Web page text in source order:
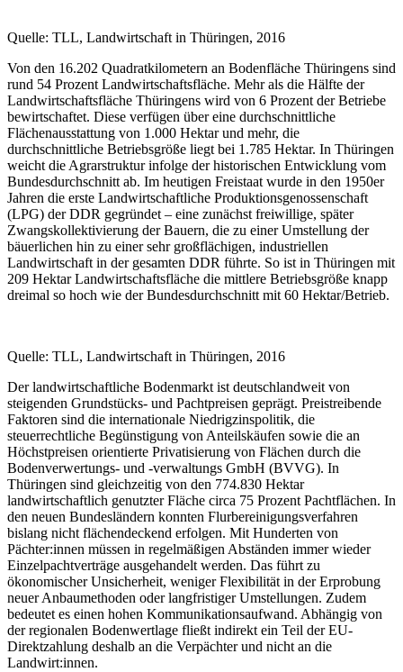
Quelle: TLL, Landwirtschaft in Thüringen, 2016
Von den 16.202 Quadratkilometern an Bodenfläche Thüringens sind
rund 54 Prozent Landwirtschaftsfläche. Mehr als die Hälfte der
Landwirtschaftsfläche Thüringens wird von 6 Prozent der Betriebe
bewirtschaftet. Diese verfügen über eine durchschnittliche
Flächenausstattung von 1.000 Hektar und mehr, die
durchschnittliche Betriebsgröße liegt bei 1.785 Hektar. In Thüringen
weicht die Agrarstruktur infolge der historischen Entwicklung vom
Bundesdurchschnitt ab. Im heutigen Freistaat wurde in den 1950er
Jahren die erste Landwirtschaftliche Produktionsgenossenschaft
(LPG) der DDR gegründet – eine zunächst freiwillige, später
Zwangskollektivierung der Bauern, die zu einer Umstellung der
bäuerlichen hin zu einer sehr großflächigen, industriellen
Landwirtschaft in der gesamten DDR führte. So ist in Thüringen mit
209 Hektar Landwirtschaftsfläche die mittlere Betriebsgröße knapp
dreimal so hoch wie der Bundesdurchschnitt mit 60 Hektar/Betrieb.
Quelle: TLL, Landwirtschaft in Thüringen, 2016
Der landwirtschaftliche Bodenmarkt ist deutschlandweit von
steigenden Grundstücks- und Pachtpreisen geprägt. Preistreibende
Faktoren sind die internationale Niedrigzinspolitik, die
steuerrechtliche Begünstigung von Anteilskäufen sowie die an
Höchstpreisen orientierte Privatisierung von Flächen durch die
Bodenverwertungs- und -verwaltungs GmbH (BVVG). In
Thüringen sind gleichzeitig von den 774.830 Hektar
landwirtschaftlich genutzter Fläche circa 75 Prozent Pachtflächen. In
den neuen Bundesländern konnten Flurbereinigungsverfahren
bislang nicht flächendeckend erfolgen. Mit Hunderten von
Pächter:innen müssen in regelmäßigen Abständen immer wieder
Einzelpachtverträge ausgehandelt werden. Das führt zu
ökonomischer Unsicherheit, weniger Flexibilität in der Erprobung
neuer Anbaumethoden oder langfristiger Umstellungen. Zudem
bedeutet es einen hohen Kommunikationsaufwand. Abhängig von
der regionalen Bodenwertlage fließt indirekt ein Teil der EU-
Direktzahlung deshalb an die Verpächter und nicht an die
Landwirt:innen.